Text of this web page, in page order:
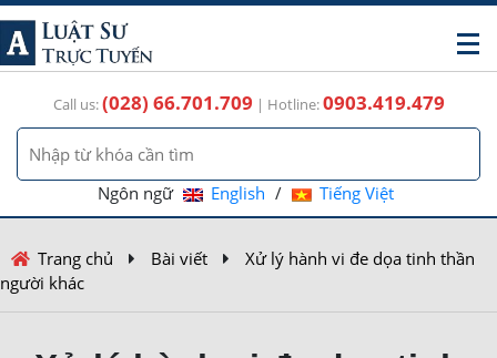
Call us:(028) 66.701.709 | Hotline:0903.419.479
Ngôn ngữ English / Tiếng Việt
Trang chủ Bài viết
Xử lý hành vi đe dọa tinh thần
người khác